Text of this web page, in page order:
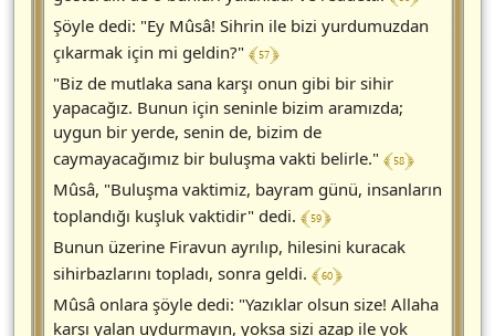
Şöyle dedi: "Ey Mûsâ! Sihrin ile bizi yurdumuzdan
çıkarmak için mi geldin?" ﴾ 57 ﴿
"Biz de mutlaka sana karşı onun gibi bir sihir
yapacağız. Bunun için seninle bizim aramızda;
uygun bir yerde, senin de, bizim de
caymayacağımız bir buluşma vakti belirle." ﴾ 58 ﴿
Mûsâ, "Buluşma vaktimiz, bayram günü, insanların
toplandığı kuşluk vaktidir" dedi. ﴾ 59 ﴿
Bunun üzerine Firavun ayrılıp, hilesini kuracak
sihirbazlarını topladı, sonra geldi. ﴾ 60 ﴿
Mûsâ onlara şöyle dedi: "Yazıklar olsun size! Allaha
karşı yalan uydurmayın, yoksa sizi azap ile yok